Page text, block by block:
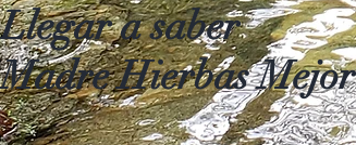
Llegar a saber
Madre Hierbas Mejor